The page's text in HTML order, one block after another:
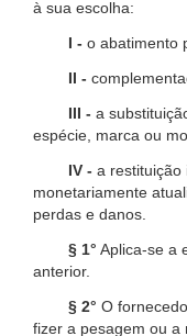
à sua escolha:
I - o abatimento
II -
III - a
espécie, marca ou
IV - a restituição
monetariamente
perdas e danos.
§ 1° Aplica-se a
anterior.
§ 2° O
fizer a pesagem ou a